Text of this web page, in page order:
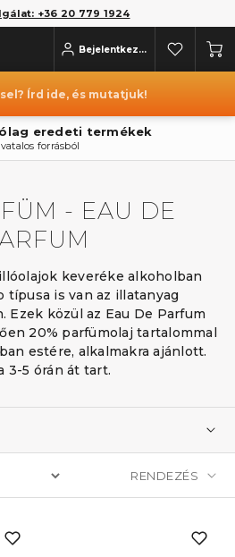
+36 20 779 1924
Bejelentkezés
Írd ide, és mutatjuk!
Akár ingyenes szállítás
Már 2 parfüm rendelésekor is
- EAU DE
keveréke alkoholban
típusa is van az illatanyag
Ezek közül az Eau De Parfum
20% parfümolaj tartalommal
estére, alkalmakra ajánlott.
3-5 órán át tart.